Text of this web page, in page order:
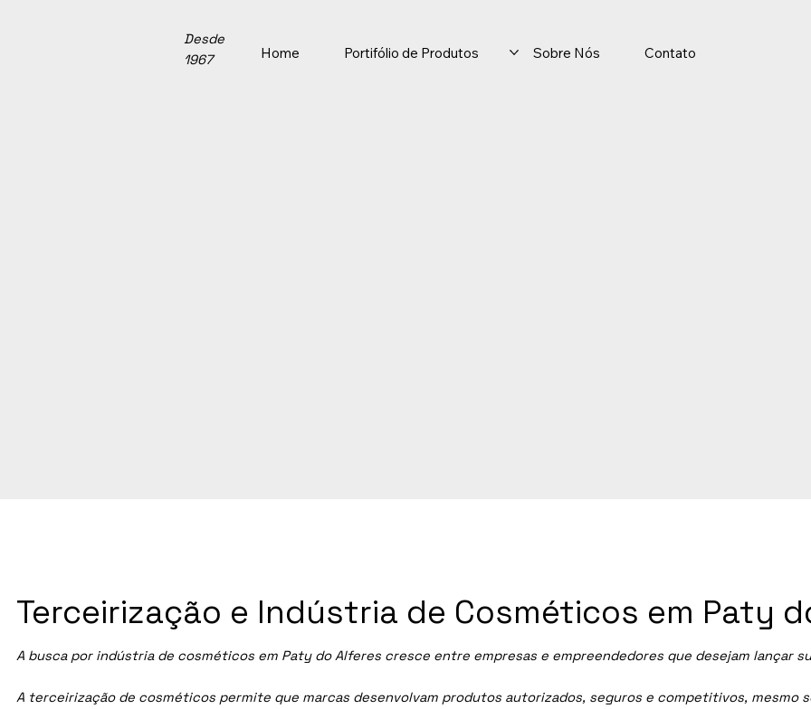
Home Portifólio de Produtos Sobre Nós Contato
Desde
1967
A busca por indústria de cosméticos em Paty do Alferes cresce entre empresas e empreendedores que desejam lançar
A terceirização de cosméticos permite que marcas desenvolvam produtos autorizados, seguros e competitivos, mesmo
Terceirização e Indústria de Cosméticos em Paty